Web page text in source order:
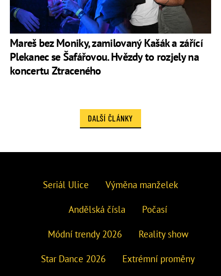
Mareš bez Moniky, zamilovaný Kašák a zářící
Plekanec se Šafářovou. Hvězdy to rozjely na
koncertu Ztraceného
DALŠÍ ČLÁNKY
Seriál Ulice Výměna manželek
Andělská čísla Počasí
Módní trendy 2026 Reality show
Star Dance 2026 Extrémní proměny